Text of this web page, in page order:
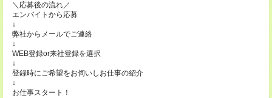
＼応募後の流れ／
エンバイトから応募
↓
弊社からメールでご連絡
↓
WEB登録or来社登録を選択
↓
登録時にご希望をお伺いしお仕事の紹介
↓
お仕事スタート！